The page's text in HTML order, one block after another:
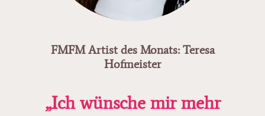
FMFM Artist des Monats: Teresa
Hofmeister
„Ich wünsche mir mehr